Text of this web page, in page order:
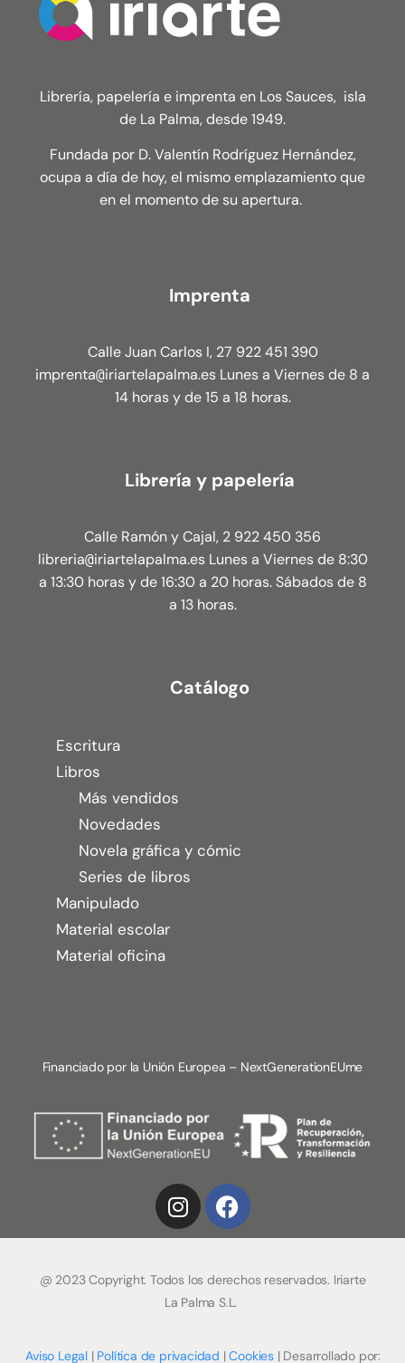
Librería, papelería e imprenta en Los Sauces, isla
de La Palma, desde 1949.
Fundada por D. Valentín Rodríguez Hernández,
ocupa a día de hoy, el mismo emplazamiento que
en el momento de su apertura.
Imprenta
Calle Juan Carlos I, 27 922 451 390
imprenta@iriartelapalma.es Lunes a Viernes de 8 a
14 horas y de 15 a 18 horas.
Librería y papelería
Calle Ramón y Cajal, 2 922 450 356
libreria@iriartelapalma.es Lunes a Viernes de 8:30
a 13:30 horas y de 16:30 a 20 horas. Sábados de 8
a 13 horas.
Catálogo
Escritura
Libros
Más vendidos
Novedades
Novela gráfica y cómic
Series de libros
Manipulado
Material escolar
Material oficina
Financiado por la Unión Europea – NextGenerationEUme
@ 2023 Copyright. Todos los derechos reservados. Iriarte
La Palma S.L.
Aviso Legal| Política de privacidad |Cookies| Desarrollado por: